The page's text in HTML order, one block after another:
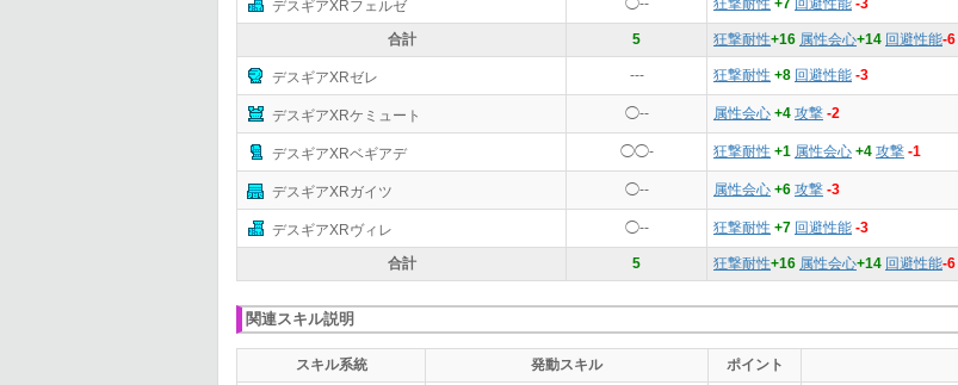
デスギアXRフェルゼ ◯-- 狂撃耐性 +7 回避性能 -3
合計 5 狂撃耐性+16 属性会心+14 回避性能-6
デスギアXRゼレ --- 狂撃耐性 +8 回避性能 -3
デスギアXRケミュート ◯-- 属性会心 +4 攻撃 -2
デスギアXRベギアデ ◯◯- 狂撃耐性 +1 属性会心 +4 攻撃 -1
デスギアXRガイツ ◯-- 属性会心 +6 攻撃 -3
デスギアXRヴィレ ◯-- 狂撃耐性 +7 回避性能 -3
合計 5 狂撃耐性+16 属性会心+14 回避性能-6
関連スキル説明
スキル系統 発動スキル ポイント